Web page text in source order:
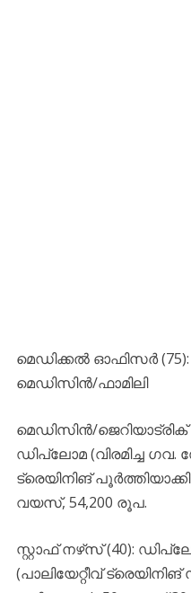
മെഡിക്കൽ ഓഫിസർ
മെഡിസിൻ/ഫാമിലി
മെഡിസിൻ/ജെറിയാട്രിക്
ഡിപ്ലോമ (വിരമിച്ച ഗവ.
ട്രെയിനിങ്
വയസ്, 54,200 രൂപ.
സ്റ്റാഫ് നഴ്‌സ് (40):
(പാലിയേറ്റീവ് ട്രെയിനിങ്